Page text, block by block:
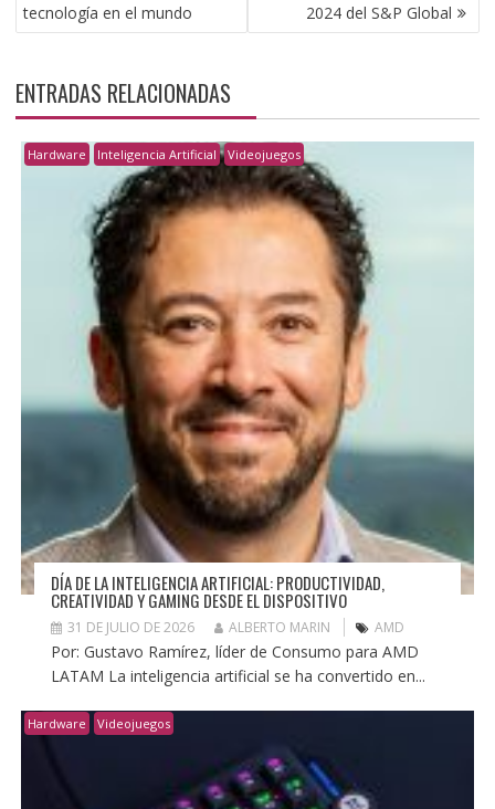
tecnología en el mundo
2024 del S&P Global
ENTRADAS RELACIONADAS
Hardware Inteligencia Artificial Videojuegos
DÍA DE LA INTELIGENCIA ARTIFICIAL: PRODUCTIVIDAD,
CREATIVIDAD Y GAMING DESDE EL DISPOSITIVO
31 DE JULIO DE 2026 ALBERTO MARIN AMD
Por: Gustavo Ramírez, líder de Consumo para AMD
LATAM La inteligencia artificial se ha convertido en...
Hardware Videojuegos